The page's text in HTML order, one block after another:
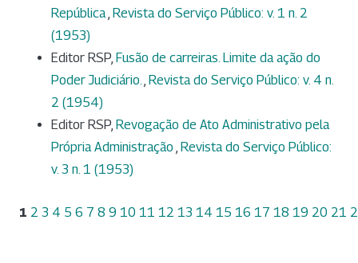
República, Revista do Serviço Público: v. 1 n. 2
(1953)
Editor RSP, Fusão de carreiras. Limite da ação do
Poder Judiciário., Revista do Serviço Público: v. 4 n.
2 (1954)
Editor RSP, Revogação de Ato Administrativo pela
Própria Administração , Revista do Serviço Público:
v. 3 n. 1 (1953)
1 2 3 4 5 6 7 8 9 10 11 12 13 14 15 16 17 18 19 20 21